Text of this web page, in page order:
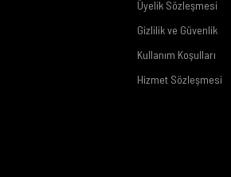
Üyelik Sözleşmesi
Gizlilik ve Güvenlik
Kullanım Koşulları
Hizmet Sözleşmesi